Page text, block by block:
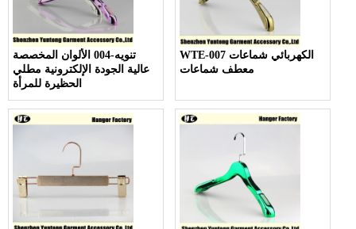
تنويه-004 الألوان المخصصة
عالية الجودة الإلكترونية مطلي
الحظيرة للمرأة
WTE-007 الكهربائي شماعات
معطف شماعات